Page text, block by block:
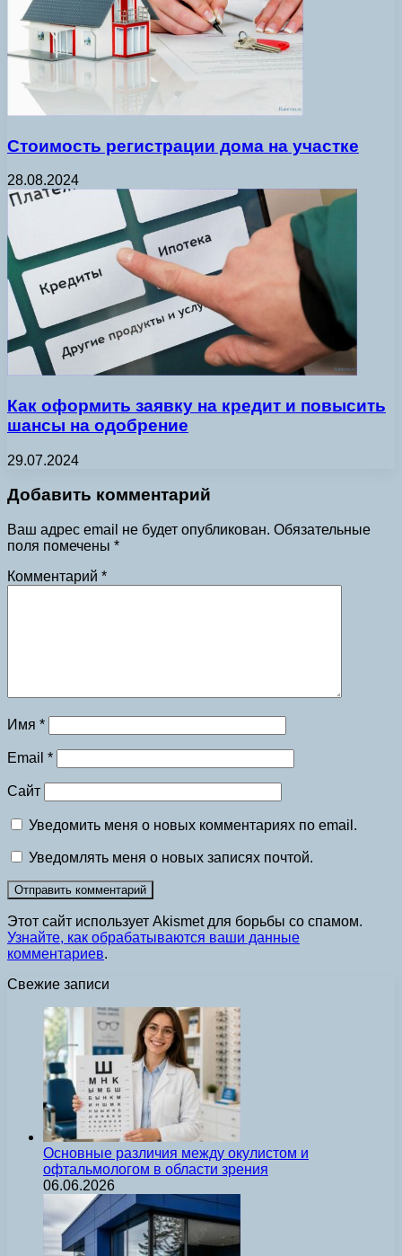
Стоимость регистрации дома на участке
28.08.2024
Как оформить заявку на кредит и повысить
шансы на одобрение
29.07.2024
Добавить комментарий
Ваш адрес email не будет опубликован. Обязательные
поля помечены *
Комментарий *
Имя *
Email *
Сайт
Уведомить меня о новых комментариях по email.
Уведомлять меня о новых записях почтой.
Этот сайт использует Akismet для борьбы со спамом.
Узнайте, как обрабатываются ваши данные
комментариев.
Свежие записи
Основные различия между окулистом и
офтальмологом в области зрения
06.06.2026